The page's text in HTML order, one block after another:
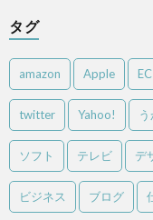
タグ
amazon Apple EC
twitter Yahoo!
ソフト テレビ デ
ビジネス ブログ